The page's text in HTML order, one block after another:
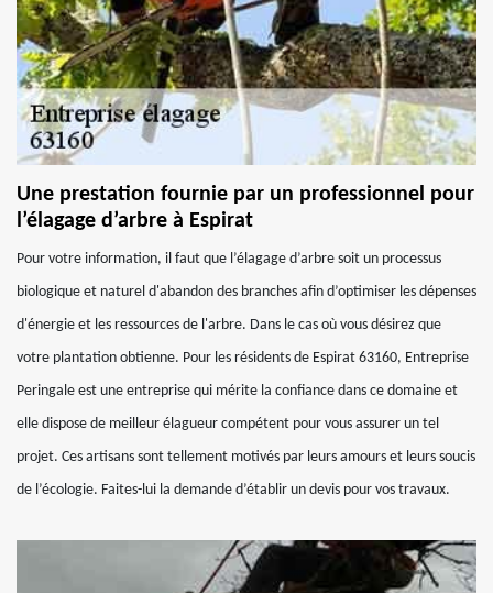
Une prestation fournie par un professionnel pour
l’élagage d’arbre à Espirat
Pour votre information, il faut que l’élagage d’arbre soit un processus
biologique et naturel d'abandon des branches afin d’optimiser les dépenses
d'énergie et les ressources de l'arbre. Dans le cas où vous désirez que
votre plantation obtienne. Pour les résidents de Espirat 63160, Entreprise
Peringale est une entreprise qui mérite la confiance dans ce domaine et
elle dispose de meilleur élagueur compétent pour vous assurer un tel
projet. Ces artisans sont tellement motivés par leurs amours et leurs soucis
de l’écologie. Faites-lui la demande d’établir un devis pour vos travaux.